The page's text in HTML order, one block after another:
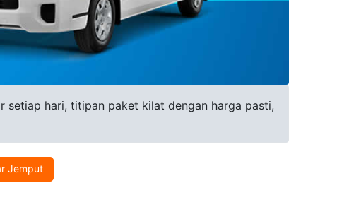
setiap hari, titipan paket kilat dengan harga pasti,
Jemput